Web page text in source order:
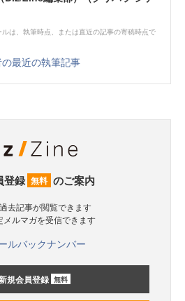
は、執筆時点、または直近の記事の寄稿時点で
最近の執筆記事
登録 無料 のご案内
去記事が閲覧できます
メルマガを受信できます
ルバックナンバー
規会員登録 無料